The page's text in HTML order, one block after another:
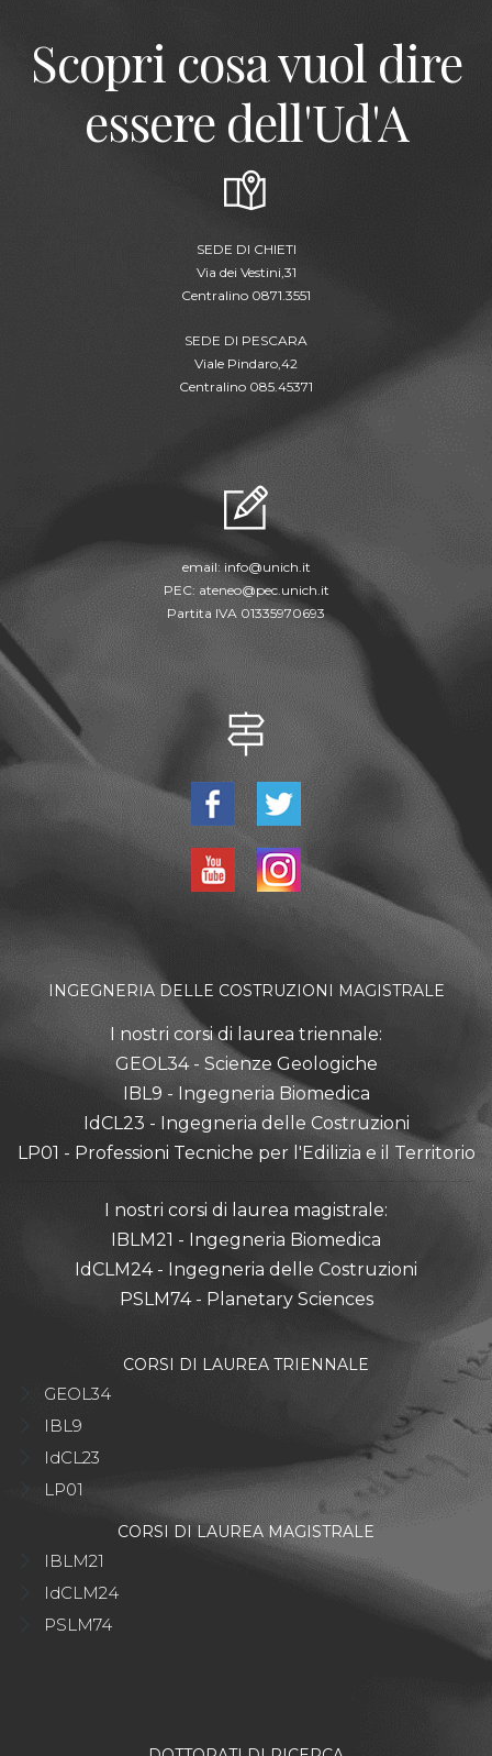
Scopri cosa vuol dire
essere dell'Ud'A
SEDE DI CHIETI
Via dei Vestini,31
Centralino 0871.3551
SEDE DI PESCARA
Viale Pindaro,42
Centralino 085.45371
email:info@unich.it
PEC: ateneo@pec.unich.it
Partita IVA 01335970693
INGEGNERIA DELLE COSTRUZIONI MAGISTRALE
I nostri corsi di laurea triennale:
GEOL34 - Scienze Geologiche
IBL9 - Ingegneria Biomedica
IdCL23 - Ingegneria delle Costruzioni
LP01 - Professioni Tecniche per l'Edilizia e il Territorio
I nostri corsi di laurea magistrale:
IBLM21 - Ingegneria Biomedica
IdCLM24 - Ingegneria delle Costruzioni
PSLM74 - Planetary Sciences
CORSI DI LAUREA TRIENNALE
GEOL34
IBL9
IdCL23
LP01
CORSI DI LAUREA MAGISTRALE
IBLM21
IdCLM24
PSLM74